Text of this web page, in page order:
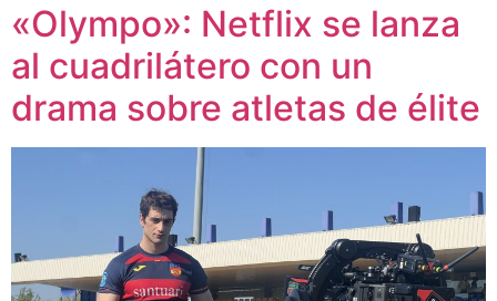
«Olympo»: Netflix se lanza
al cuadrilátero con un
drama sobre atletas de élite